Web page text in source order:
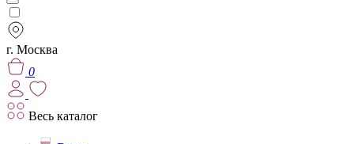
г. Москва
0
Весь каталог